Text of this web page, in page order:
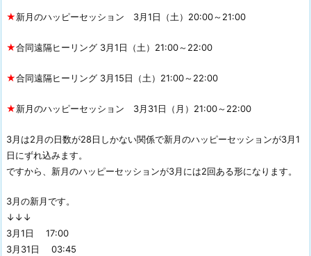
★新月のハッピーセッション 3月1日（土）20:00～21:00
★合同遠隔ヒーリング 3月1日（土）21:00～22:00
★合同遠隔ヒーリング 3月15日（土）21:00～22:00
★新月のハッピーセッション 3月31日（月）21:00～22:00
3月は2月の日数が28日しかない関係で新月のハッピーセッションが3月1
日にずれ込みます。
ですから、新月のハッピーセッションが3月には2回ある形になります。
3月の新月です。
↓↓↓
3月1日 17:00
3月31日 03:45